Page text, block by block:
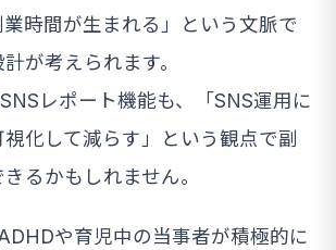
時間が生まれる」という文脈で
が考えられます。
レポート機能も、「SNS運用に
化して減らす」という観点で副
るかもしれません。
や育児中の当事者が積極的に